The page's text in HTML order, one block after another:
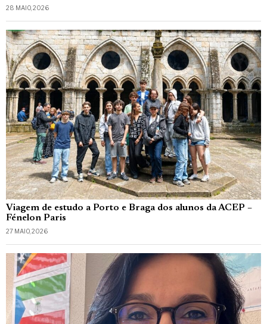
28 MAIO, 2026
Viagem de estudo a Porto e Braga dos alunos da ACEP –
Fénelon Paris
27 MAIO, 2026